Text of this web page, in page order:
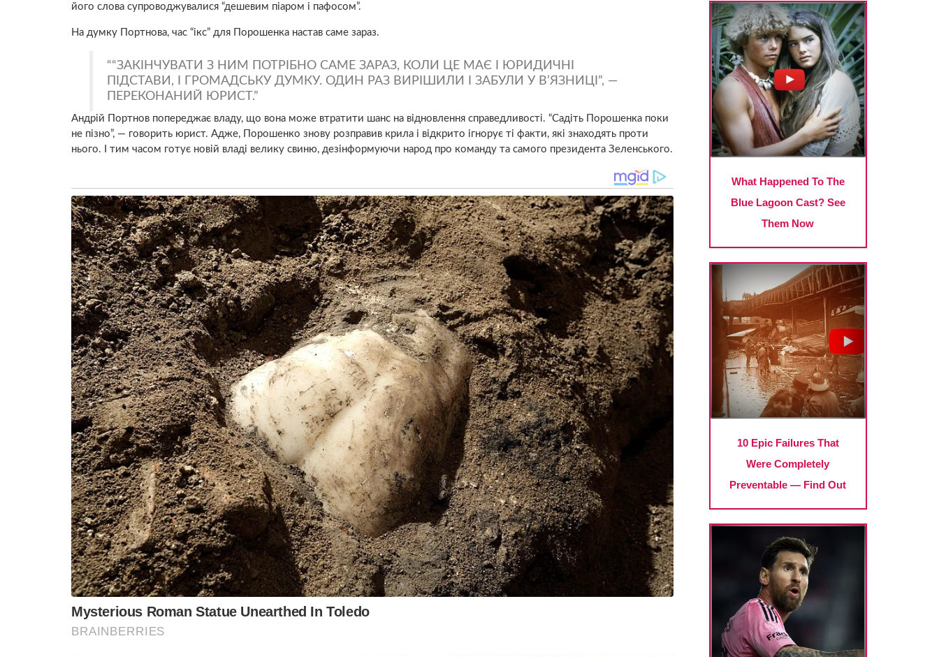
його слова супроводжувалися “дешевим піаром і пафосом”.
На думку Портнова, час “ікс” для Порошенка настав саме зараз.
“ЗАКІНЧУВАТИ З НИМ ПОТРІБНО САМЕ ЗАРАЗ, КОЛИ ЦЕ МАЄ І ЮРИДИЧНІ
ПІДСТАВИ, І ГРОМАДСЬКУ ДУМКУ. ОДИН РАЗ ВИРІШИЛИ І ЗАБУЛИ У В’ЯЗНИЦІ”, —
ПЕРЕКОНАНИЙ ЮРИСТ.
Андрій Портнов попереджає владу, що вона може втратити шанс на відновлення справедливості. “Садіть Порошенка поки
не пізно”, — говорить юрист. Адже, Порошенко знову розправив крила і відкрито ігнорує ті факти, які знаходять проти
нього. І тим часом готує новій владі велику свиню, дезінформуючи народ про команду та самого президента Зеленського.